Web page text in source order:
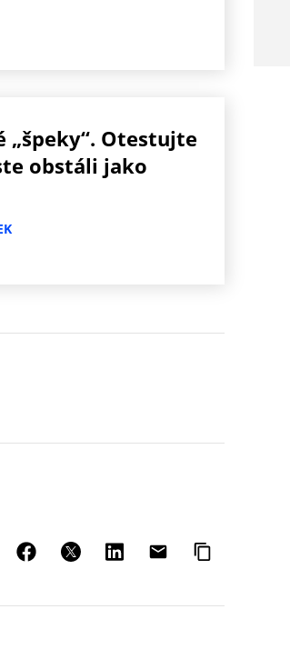
„špeky“. Otestujte
obstáli jako